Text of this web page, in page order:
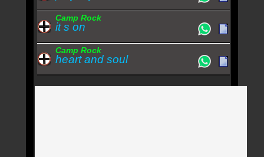
Camp Rock
it s on
Camp Rock
heart and soul